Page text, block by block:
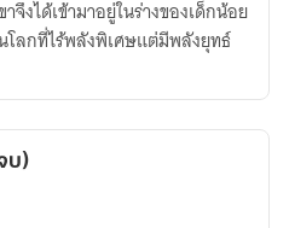
จึงได้เข้ามาอยู่ในร่างของเด็กน้อย
โลกที่ไร้พลังพิเศษแต่มีพลังยุทธ์
บ)